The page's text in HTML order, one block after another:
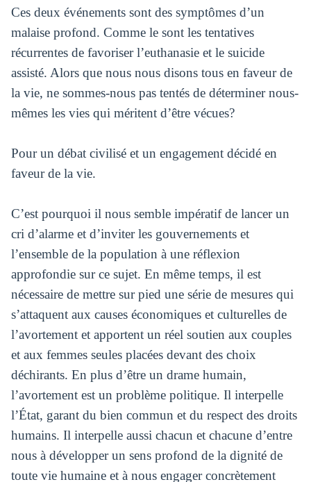
Ces deux événements sont des symptômes d’un
malaise profond. Comme le sont les tentatives
récurrentes de favoriser l’euthanasie et le suicide
assisté. Alors que nous nous disons tous en faveur de
la vie, ne sommes-nous pas tentés de déterminer nous-
mêmes les vies qui méritent d’être vécues?
Pour un débat civilisé et un engagement décidé en
faveur de la vie.
C’est pourquoi il nous semble impératif de lancer un
cri d’alarme et d’inviter les gouvernements et
l’ensemble de la population à une réflexion
approfondie sur ce sujet. En même temps, il est
nécessaire de mettre sur pied une série de mesures qui
s’attaquent aux causes économiques et culturelles de
l’avortement et apportent un réel soutien aux couples
et aux femmes seules placées devant des choix
déchirants. En plus d’être un drame humain,
l’avortement est un problème politique. Il interpelle
l’État, garant du bien commun et du respect des droits
humains. Il interpelle aussi chacun et chacune d’entre
nous à développer un sens profond de la dignité de
toute vie humaine et à nous engager concrètement